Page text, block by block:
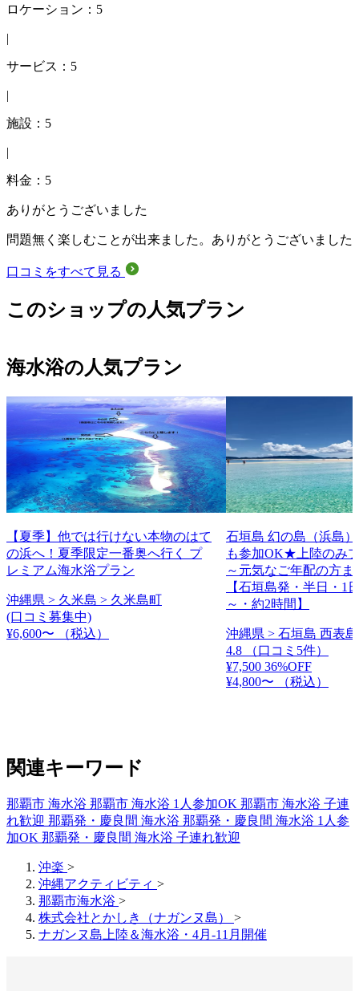
ロケーション：5
|
サービス：5
|
施設：5
|
料金：5
ありがとうございました
問題無く楽しむことが出来ました。ありがとうございました
口コミをすべて見る
このショップの人気プラン
海水浴の人気プラン
【夏季】他では行けない本物のはて
の浜へ！夏季限定一番奥へ行く プ
レミアム海水浴プラン
沖縄県 > 久米島 > 久米島町
(口コミ募集中)
¥6,600〜
（税込）
石垣島 幻の島（浜島
も参加OK★上陸のみ
～元気なご年配の方ま
【石垣島発・半日・1
～・約2時間】
沖縄県 > 石垣島 西表
4.8
（口コミ5件）
¥7,500 36%OFF
¥4,800〜
（税込）
関連キーワード
那覇市 海水浴 那覇市 海水浴 1人参加OK 那覇市 海水浴 子連
れ歓迎 那覇発・慶良間 海水浴 那覇発・慶良間 海水浴 1人参
加OK 那覇発・慶良間 海水浴 子連れ歓迎
沖楽 >
沖縄アクティビティ >
那覇市海水浴 >
株式会社とかしき（ナガンヌ島） >
ナガンヌ島上陸＆海水浴・4月-11月開催